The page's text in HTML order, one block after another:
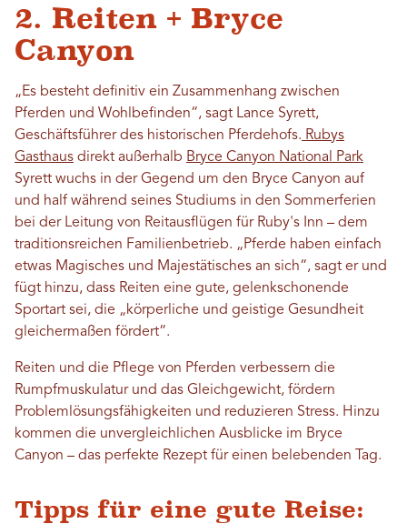
2. Reiten + Bryce
Canyon
„Es besteht definitiv ein Zusammenhang zwischen
Pferden und Wohlbefinden“, sagt Lance Syrett,
Geschäftsführer des historischen Pferdehofs. Rubys
Gasthaus direkt außerhalb Bryce Canyon National Park
Syrett wuchs in der Gegend um den Bryce Canyon auf
und half während seines Studiums in den Sommerferien
bei der Leitung von Reitausflügen für Ruby's Inn – dem
traditionsreichen Familienbetrieb. „Pferde haben einfach
etwas Magisches und Majestätisches an sich“, sagt er und
fügt hinzu, dass Reiten eine gute, gelenkschonende
Sportart sei, die „körperliche und geistige Gesundheit
gleichermaßen fördert“.
Reiten und die Pflege von Pferden verbessern die
Rumpfmuskulatur und das Gleichgewicht, fördern
Problemlösungsfähigkeiten und reduzieren Stress. Hinzu
kommen die unvergleichlichen Ausblicke im Bryce
Canyon – das perfekte Rezept für einen belebenden Tag.
Tipps für eine gute Reise: